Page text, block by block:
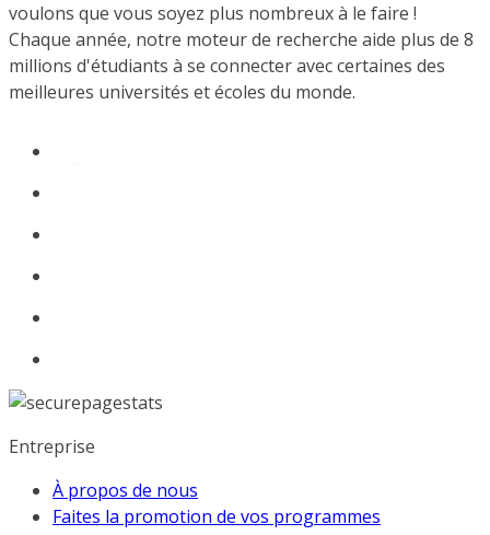
voulons que vous soyez plus nombreux à le faire !
Chaque année, notre moteur de recherche aide plus de 8
millions d'étudiants à se connecter avec certaines des
meilleures universités et écoles du monde.
Entreprise
À propos de nous
Faites la promotion de vos programmes